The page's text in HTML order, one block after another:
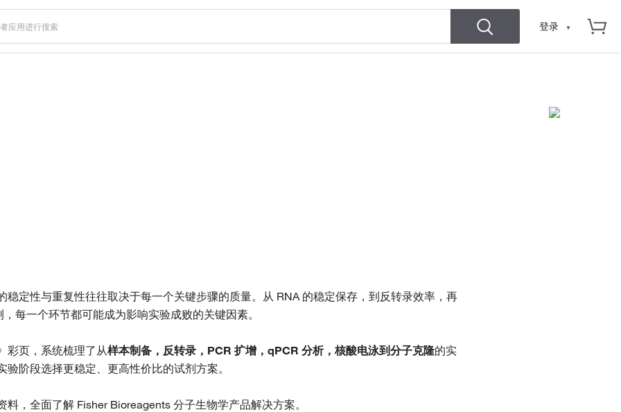
登录
稳定性与重复性往往取决于每一个关键步骤的质量。从 RNA 的稳定保存，到反转录效率，再
每一个环节都可能成为影响实验成败的关键因素。
彩页，系统梳理了从样本制备，反转录，PCR 扩增，qPCR 分析，核酸电泳到分子克隆的实
阶段选择更稳定、更高性价比的试剂方案。
，全面了解 Fisher Bioreagents 分子生物学产品解决方案。